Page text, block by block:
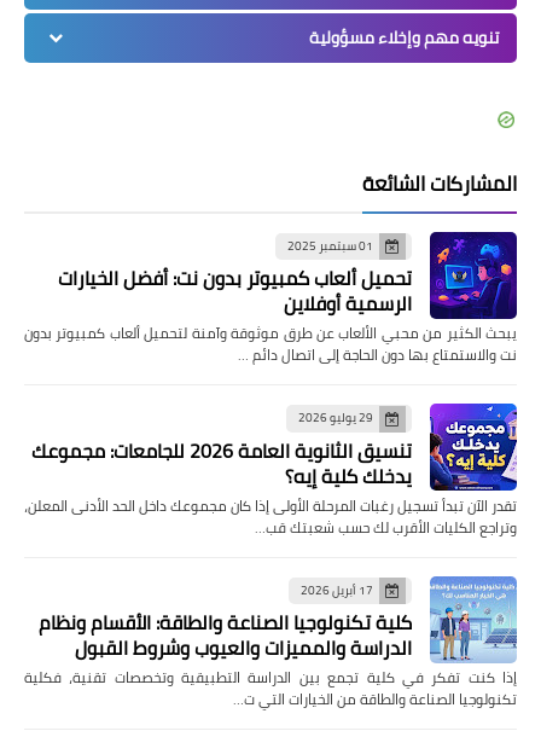
تنويه مهم وإخلاء مسؤولية
المشاركات الشائعة
01 سبتمبر 2025
تحميل ألعاب كمبيوتر بدون نت: أفضل الخيارات
الرسمية أوفلاين
يبحث الكثير من محبي الألعاب عن طرق موثوقة وآمنة لتحميل ألعاب كمبيوتر بدون
نت والاستمتاع بها دون الحاجة إلى اتصال دائم …
29 يوليو 2026
تنسيق الثانوية العامة 2026 للجامعات: مجموعك
يدخلك كلية إيه؟
تقدر الآن تبدأ تسجيل رغبات المرحلة الأولى إذا كان مجموعك داخل الحد الأدنى المعلن،
وتراجع الكليات الأقرب لك حسب شعبتك قب…
17 أبريل 2026
كلية تكنولوجيا الصناعة والطاقة: الأقسام ونظام
الدراسة والمميزات والعيوب وشروط القبول
إذا كنت تفكر في كلية تجمع بين الدراسة التطبيقية وتخصصات تقنية، فكلية
تكنولوجيا الصناعة والطاقة من الخيارات التي ت…